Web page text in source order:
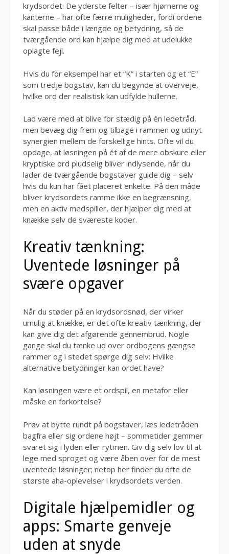
krydsordet: De yderste felter – især hjørnerne og
kanterne – har ofte færre muligheder, fordi ordene
skal passe både i længde og betydning, så de
tværgående ord kan hjælpe dig med at udelukke
oplagte fejl.
Hvis du for eksempel har et “K” i starten og et “E”
som tredje bogstav, kan du begynde at overveje,
hvilke ord der realistisk kan udfylde hullerne.
Lad være med at blive for stædig på én ledetråd,
men bevæg dig frem og tilbage i rammen og udnyt
synergien mellem de forskellige hints. Ofte vil du
opdage, at løsningen på ét af de mere obskure eller
kryptiske ord pludselig bliver indlysende, når du
lader de tværgående bogstaver guide dig – selv
hvis du kun har fået placeret enkelte. På den måde
bliver krydsordets ramme ikke en begrænsning,
men en aktiv medspiller, der hjælper dig med at
knække selv de sværeste koder.
Kreativ tænkning:
Uventede løsninger på
svære opgaver
Når du støder på en krydsordsnød, der virker
umulig at knække, er det ofte kreativ tænkning, der
kan give dig det afgørende gennembrud. Nogle
gange skal du tænke ud over ordbogens gængse
rammer og i stedet spørge dig selv: Hvilke
alternative betydninger kan ordet have?
Kan løsningen være et ordspil, en metafor eller
måske en forkortelse?
Prøv at bytte rundt på bogstaver, læs ledetråden
bagfra eller sig ordene højt – sommetider gemmer
svaret sig i lyden eller rytmen. Giv dig selv lov til at
lege med sproget og være åben over for de mest
uventede løsninger; netop her finder du ofte de
største aha-oplevelser i krydsordets verden.
Digitale hjælpemidler og
apps: Smarte genveje
uden at snyde